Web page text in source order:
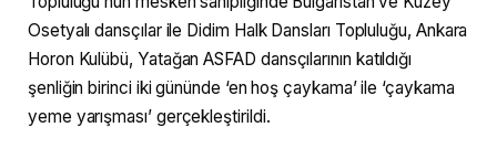
Osetyalı dansçılar ile Didim Halk Dansları Topluluğu, Ankara
Horon Kulübü, Yatağan ASFAD dansçılarının katıldığı
şenliğin birinci iki gününde ‘en hoş çaykama’ ile ‘çaykama
yeme yarışması’ gerçekleştirildi.